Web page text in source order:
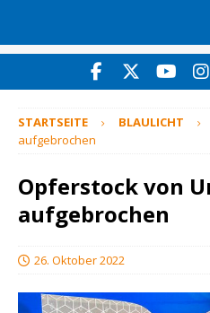
STARTSEITE BLAULICHT
aufgebrochen
Opferstock von
aufgebrochen
26. Oktober 2022